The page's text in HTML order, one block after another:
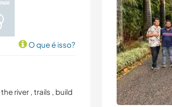
O que é isso?
river , trails , build